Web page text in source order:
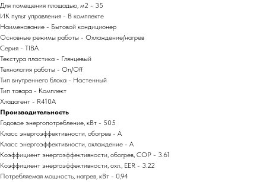
Для помещения площадью, м2 - 35
ИК пульт управления - В комплекте
Наименование - Бытовой кондиционер
Основные режимы работы - Охлаждение/нагрев
Серия - TIBA
Текстура пластика - Глянцевый
Технология работы - On/Off
Тип внутреннего блока - Настенный
Тип товара - Комплект
Хладагент - R410A
Производительность
Годовое энергопотребление, кВт - 505
Класс энергоэффективности, обогрев - A
Класс энергоэффективности, охлаждение - A
Коэффициент энергоэффективности, обогрев, COP - 3.61
Коэффициент энергоэффективности, охл., EER - 3.22
Потребляемая мощность, нагрев, кВт - 0,94